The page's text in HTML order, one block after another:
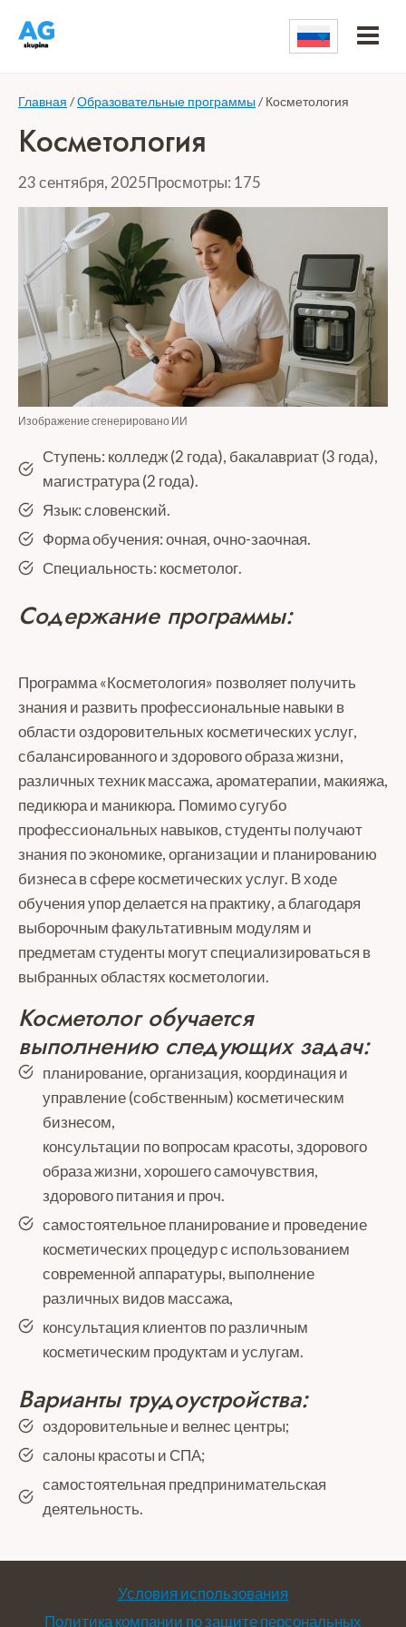
Главная /Образовательные программы/ Косметология
Косметология
23 сентября, 2025Просмотры: 175
Изображение сгенерировано ИИ
Ступень: колледж (2 года), бакалавриат (3 года),
магистратура (2 года).
Язык: словенский.
Форма обучения: очная, очно-заочная.
Специальность: косметолог.
Содержание программы:
Программа «Косметология» позволяет получить
знания и развить профессиональные навыки в
области оздоровительных косметических услуг,
сбалансированного и здорового образа жизни,
различных техник массажа, ароматерапии, макияжа,
педикюра и маникюра. Помимо сугубо
профессиональных навыков, студенты получают
знания по экономике, организации и планированию
бизнеса в сфере косметических услуг. В ходе
обучения упор делается на практику, а благодаря
выборочным факультативным модулям и
предметам студенты могут специализироваться в
выбранных областях косметологии.
Косметолог обучается
выполнению следующих задач:
планирование, организация, координация и
управление (собственным) косметическим
бизнесом,
консультации по вопросам красоты, здорового
образа жизни, хорошего самочувствия,
здорового питания и проч.
самостоятельное планирование и проведение
косметических процедур с использованием
современной аппаратуры, выполнение
различных видов массажа,
консультация клиентов по различным
косметическим продуктам и услугам.
Варианты трудоустройства:
оздоровительные и велнес центры;
салоны красоты и СПА;
самостоятельная предпринимательская
деятельность.
Условия использования
Политика компании по защите персональных